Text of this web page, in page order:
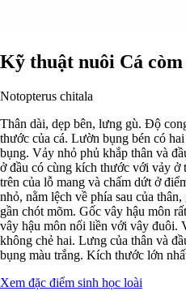
Kỹ thuật nuôi Cá còm
Notopterus chitala
Thân dài, dẹp bên, lưng gù. Độ
thước của cá. Lườn bụng bén có
bụng. Vảy nhỏ phủ khắp thân và
ở đầu có cùng kích thước với vảy ở
trên của lỗ mang và chấm dứt ở
nhỏ, nằm lệch về phía sau của
gần chót mõm. Gốc vây hậu môn
vây hậu môn nối liền với vây đuôi.
không chẻ hai. Lưng của thân và
bụng màu trắng. Kích thước lớn
Xem đặc điểm sinh học loài